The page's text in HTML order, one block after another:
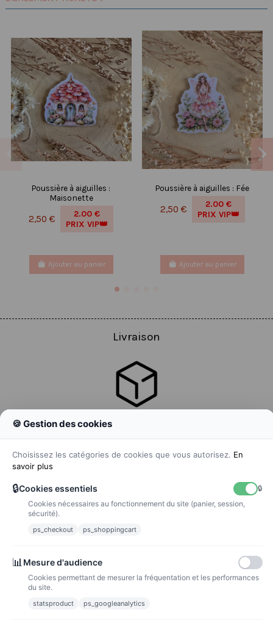
Poussière à aiguilles :
Maisonette
2,50 €
2.00 €
PRIX VIP👑
Ajouter au panier
Poussière à aiguilles : Fée
2,50 €
2.00 €
PRIX VIP👑
Ajouter au panier
Livraison
La poste
🍪 Gestion des cookies
Choisissez les catégories de cookies que vous autorisez. En
savoir plus
🔒Cookies essentiels
🔒
Cookies nécessaires au fonctionnement du site (panier, session,
sécurité).
ps_checkout ps_shoppingcart
📊 Mesure d'audience
Cookies permettant de mesurer la fréquentation et les performances
du site.
statsproduct ps_googleanalytics